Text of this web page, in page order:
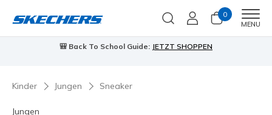
0
MENU
🎒 Back To School Guide: JETZT SHOPPEN
Kinder Jungen Sneaker
Jungen